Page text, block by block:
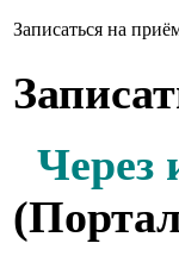
Записаться на
Через